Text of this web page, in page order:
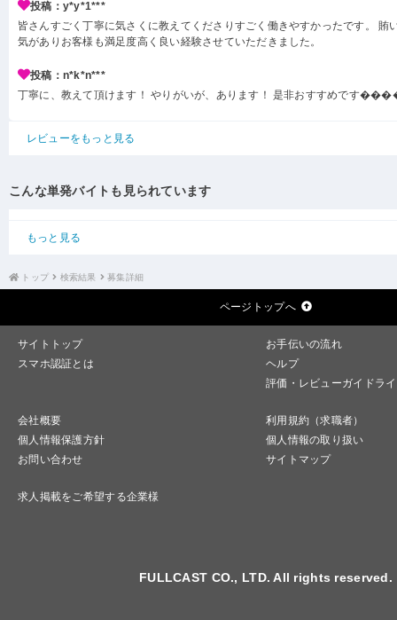
投稿：y*y*1***
皆さんすごく丁寧に気さくに教えてくださりすごく働きやすかったです。 賄
気がありお客様も満足度高く良い経験させていただきました。
投稿：n*k*n***
丁寧に、教えて頂けます！ やりがいが、あります！ 是非おすすめです
レビューをもっと見る
こんな単発バイトも見られています
もっと見る
トップ 検索結果 募集詳細
ページトップへ
サイトトップ
お手伝いの流れ
スマホ認証とは
ヘルプ
評価・レビューガイドラ
会社概要
利用規約（求職者）
個人情報保護方針
個人情報の取り扱い
お問い合わせ
サイトマップ
求人掲載をご希望する企業様
FULLCAST CO., LTD. All rights reserved.